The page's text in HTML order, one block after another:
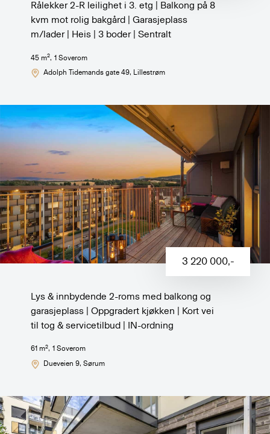
Rålekker 2-R leilighet i 3. etg | Balkong på 8
kvm mot rolig bakgård | Garasjeplass
m/lader | Heis | 3 boder | Sentralt
45 m2, 1 Soverom
Adolph Tidemands gate 49, Lillestrøm
3 220 000,-
Lys & innbydende 2-roms med balkong og
garasjeplass | Oppgradert kjøkken | Kort vei
til tog & servicetilbud | IN-ordning
61 m2, 1 Soverom
Dueveien 9, Sørum